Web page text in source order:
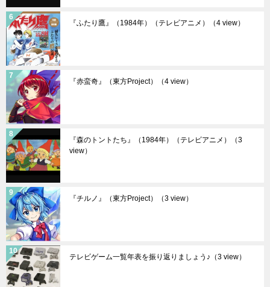
『ふたり鷹』（1984年）（テレビアニメ） （4 view）
『赤蛮奇』（東方Project） （4 view）
『森のトントたち』（1984年）（テレビアニメ）
（3
view）
『チルノ』（東方Project） （3 view）
テレビゲーム一覧年表を振り返りましょう♪ （3 view）